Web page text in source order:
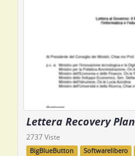
Lettera Recovery Plan
2737 Viste
BigBlueButton Softwarelibero